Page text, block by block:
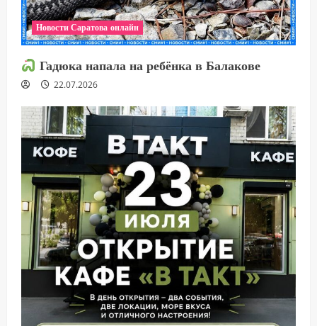
Новости Саратова онлайн
Гадюка напала на ребёнка в Балакове
22.07.2026